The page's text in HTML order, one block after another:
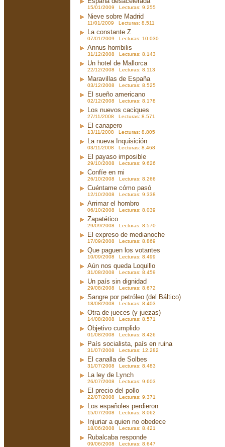
15/01/2009 Lecturas: 9.255
Nieve sobre Madrid
11/01/2009 Lecturas: 8.511
La constante Z
07/01/2009 Lecturas: 10.030
Annus horribilis
31/12/2008 Lecturas: 8.143
Un hotel de Mallorca
22/12/2008 Lecturas: 8.113
Maravillas de España
03/12/2008 Lecturas: 8.525
El sueño americano
02/12/2008 Lecturas: 8.178
Los nuevos caciques
27/11/2008 Lecturas: 8.571
El canapero
13/11/2008 Lecturas: 8.805
La nueva Inquisición
03/11/2008 Lecturas: 8.468
El payaso imposible
29/10/2008 Lecturas: 9.626
Confíe en mi
26/10/2008 Lecturas: 8.266
Cuéntame cómo pasó
12/10/2008 Lecturas: 9.338
Arrimar el hombro
06/10/2008 Lecturas: 8.039
Zapatético
29/09/2008 Lecturas: 8.570
El expreso de medianoche
17/09/2008 Lecturas: 8.869
Que paguen los votantes
10/09/2008 Lecturas: 8.499
Aún nos queda Loquillo
31/08/2008 Lecturas: 8.459
Un país sin dignidad
29/08/2008 Lecturas: 8.672
Sangre por petróleo (del Báltico)
18/08/2008 Lecturas: 8.403
Otra de jueces (y juezas)
14/08/2008 Lecturas: 8.571
Objetivo cumplido
01/08/2008 Lecturas: 8.426
País socialista, país en ruina
31/07/2008 Lecturas: 12.282
El canalla de Solbes
31/07/2008 Lecturas: 8.483
La ley de Lynch
26/07/2008 Lecturas: 9.603
El precio del pollo
22/07/2008 Lecturas: 9.371
Los españoles perdieron
15/07/2008 Lecturas: 8.062
Injuriar a quien no obedece
18/06/2008 Lecturas: 8.421
Rubalcaba responde
09/06/2008 Lecturas: 8.647